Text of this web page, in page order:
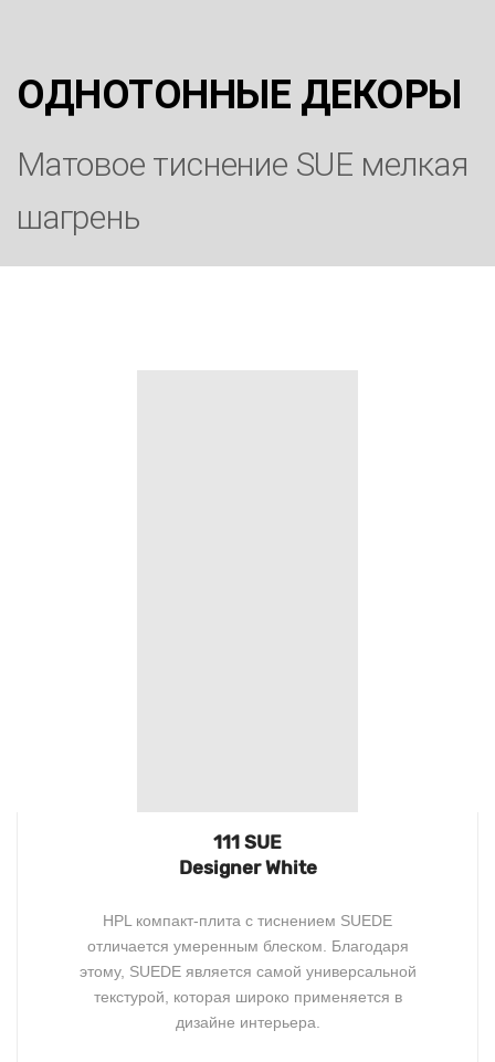
ОДНОТОННЫЕ ДЕКОРЫ
Матовое тиснение SUE мелкая
шагрень
111 SUE
Designer White
HPL компакт-плита с тиснением SUEDE
отличается умеренным блеском. Благодаря
этому, SUEDE является самой универсальной
текстурой, которая широко применяется в
дизайне интерьера.